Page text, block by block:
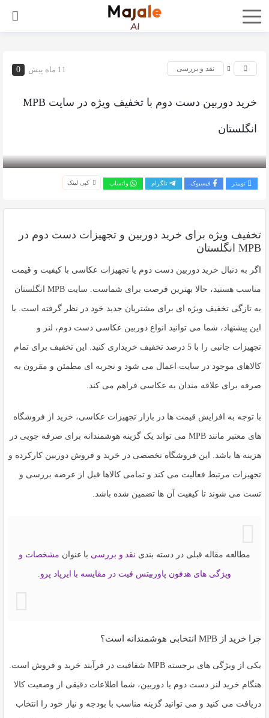
11 ماه پیش 0 نقد و بررسی
خرید دوربین دست دوم با تخفیف ویژه در سایت MPB
انگلستان
توییتر فیسبوک تلگرام واتساپ کپی لینک
تخفیف ویژه برای خرید دوربین و تجهیزات دست دوم در
MPB انگلستان
اگر به دنبال خرید دوربین دست دوم یا تجهیزات عکاسی با کیفیت و قیمت
مناسب هستید، حالا بهترین فرصت برای شماست. سایت MPB انگلستان
به تازگی تخفیف ویژه ای برای مشتریان جدید خود در نظر گرفته است. با
این پیشنهاد، شما می توانید انواع دوربین عکاسی دست دوم، لنز و
تجهیزات جانبی را با 5 درصد تخفیف خریداری کنید. این تخفیف برای تمام
کالاهای موجود در سایت اعمال می شود و تجربه ای مطمئن و مقرون به
صرفه برای علاقه مندان به عکاسی فراهم می کند.
با توجه به افزایش قیمت ها در بازار تجهیزات عکاسی، خرید از فروشگاه
های معتبر مانند MPB می تواند یک گزینه هوشمندانه برای صرفه جویی در
هزینه ها باشد. این فروشگاه تخصصی در خرید و فروش دوربین کارکرده و
تجهیزات مرتبط فعالیت می کند و تمامی کالاها قبل از عرضه بررسی و
تست می شوند تا کیفیت آن ها تضمین شده باشد.
مطالعه مقاله قبلی در دسته بندی نقد و بررسی با عنوان مشخصات و
ویژگی های هدفون پاوربیتس فیت در مقایسه با ایرپاد پرو
چرا خرید از MPB انتخابی هوشمندانه است؟
یکی از ویژگی های برجسته MPB شفافیت در فرآیند خرید و فروش است.
هنگام خرید لنز دست دوم یا دوربین، شما اطلاعات دقیقی از وضعیت کالا
دریافت می کنید و می توانید گزینه مناسب با بودجه و نیاز خود را انتخاب